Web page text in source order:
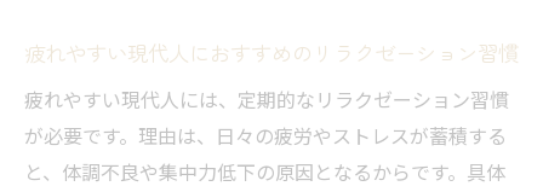
疲れやすい現代人におすすめのリラクゼーション習慣
疲れやすい現代人には、定期的なリラクゼーション習慣
が必要です。理由は、日々の疲労やストレスが蓄積する
と、体調不良や集中力低下の原因となるからです。具体